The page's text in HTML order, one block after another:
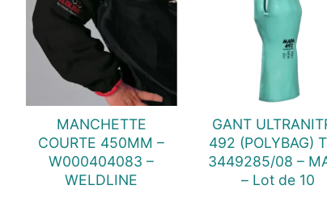
MANCHETTE
COURTE 450MM –
W000404083 –
WELDLINE
GANT
492 (POLYBAG)
3449285/08 –
– Lot de 10